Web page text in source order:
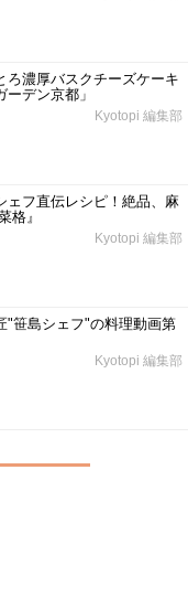
ろ濃厚バスクチーズケーキ
デン京都」
Kyotopi 編集部
ェフ直伝レシピ！絶品、麻
格』
Kyotopi 編集部
"笹島シェフ"の料理動画第
Kyotopi 編集部